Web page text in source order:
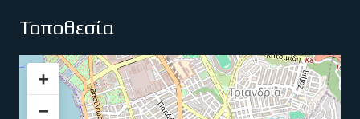
Τοποθεσία
+
−